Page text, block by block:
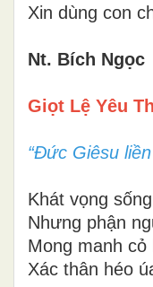
Xin dùng con
Nt. Bích Ngọc
Giọt Lệ Yêu
“Đức Giêsu
Khát vọng
Nhưng phận
Mong manh cỏ
Xác thân héo